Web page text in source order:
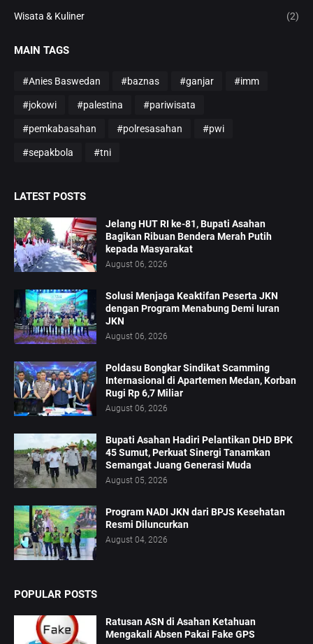
Wisata & Kuliner (2)
MAIN TAGS
#Anies Baswedan #baznas #ganjar #imm
#jokowi #palestina #pariwisata
#pemkabasahan #polresasahan #pwi
#sepakbola #tni
LATEST POSTS
Jelang HUT RI ke-81, Bupati Asahan
Bagikan Ribuan Bendera Merah Putih
kepada Masyarakat
August 06, 2026
Solusi Menjaga Keaktifan Peserta JKN
dengan Program Menabung Demi Iuran
JKN
August 06, 2026
Poldasu Bongkar Sindikat Scamming
Internasional di Apartemen Medan, Korban
Rugi Rp 6,7 Miliar
August 06, 2026
Bupati Asahan Hadiri Pelantikan DHD BPK
45 Sumut, Perkuat Sinergi Tanamkan
Semangat Juang Generasi Muda
August 05, 2026
Program NADI JKN dari BPJS Kesehatan
Resmi Diluncurkan
August 04, 2026
POPULAR POSTS
Ratusan ASN di Asahan Ketahuan
Mengakali Absen Pakai Fake GPS